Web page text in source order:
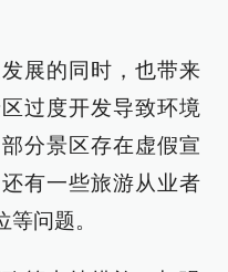
展的同时，也带来
过度开发导致环境
分景区存在虚假宣
有一些旅游从业者
问题。